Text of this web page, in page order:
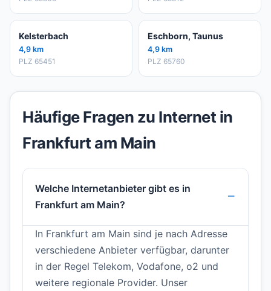
Kelsterbach
4,9 km
PLZ 65451
Eschborn, Taunus
4,9 km
PLZ 65760
Häufige Fragen zu Internet in
Frankfurt am Main
Welche Internetanbieter gibt es in
Frankfurt am Main?
In Frankfurt am Main sind je nach Adresse
verschiedene Anbieter verfügbar, darunter
in der Regel Telekom, Vodafone, o2 und
weitere regionale Provider. Unser